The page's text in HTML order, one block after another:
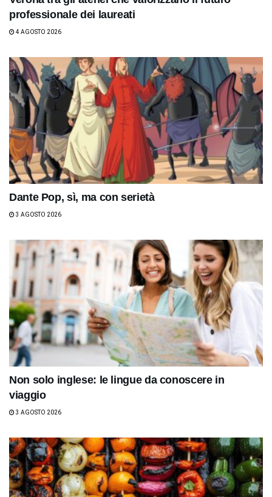
professionale dei laureati
4 AGOSTO 2026
Dante Pop, sì, ma con serietà
3 AGOSTO 2026
Non solo inglese: le lingue da conoscere in
viaggio
3 AGOSTO 2026